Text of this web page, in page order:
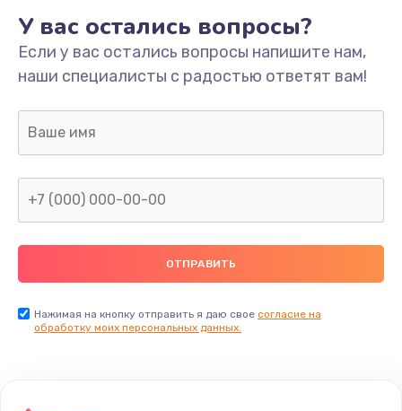
У вас остались вопросы?
Если у вас остались вопросы напишите нам,
наши специалисты с радостью ответят вам!
Нажимая на кнопку отправить я даю свое согласие на
обработку моих персональных данных.